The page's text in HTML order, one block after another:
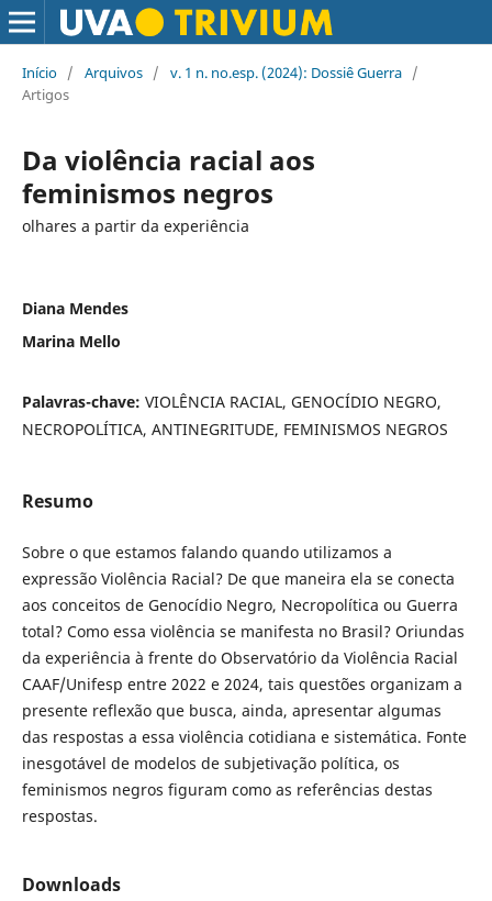
Início / Arquivos / v. 1 n. no.esp. (2024): Dossiê Guerra /
Artigos
Da violência racial aos
feminismos negros
olhares a partir da experiência
Diana Mendes
Marina Mello
Palavras-chave: VIOLÊNCIA RACIAL, GENOCÍDIO NEGRO,
NECROPOLÍTICA, ANTINEGRITUDE, FEMINISMOS NEGROS
Resumo
Sobre o que estamos falando quando utilizamos a
expressão Violência Racial? De que maneira ela se conecta
aos conceitos de Genocídio Negro, Necropolítica ou Guerra
total? Como essa violência se manifesta no Brasil? Oriundas
da experiência à frente do Observatório da Violência Racial
CAAF/Unifesp entre 2022 e 2024, tais questões organizam a
presente reflexão que busca, ainda, apresentar algumas
das respostas a essa violência cotidiana e sistemática. Fonte
inesgotável de modelos de subjetivação política, os
feminismos negros figuram como as referências destas
respostas.
Downloads